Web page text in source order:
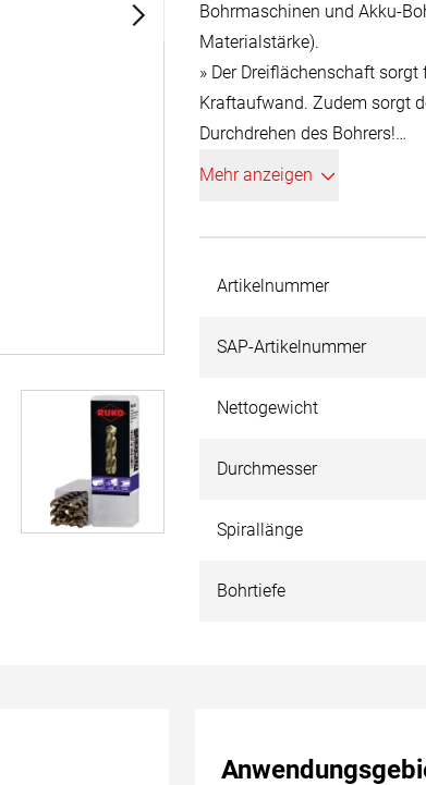
Bohrmaschinen und Akku-
Materialstärke).
» Der Dreiflächenschaft
Kraftaufwand. Zudem sorgt
Durchdrehen des Bohrers!
» Die 135º
» Der 40º Drallwinkel
HSSE-Co 5:
Wärmebeständigkeit, für
Mehr anzeigen
Artikelnummer
SAP-Artikelnummer
Nettogewicht
Durchmesser
Spirallänge
Bohrtiefe